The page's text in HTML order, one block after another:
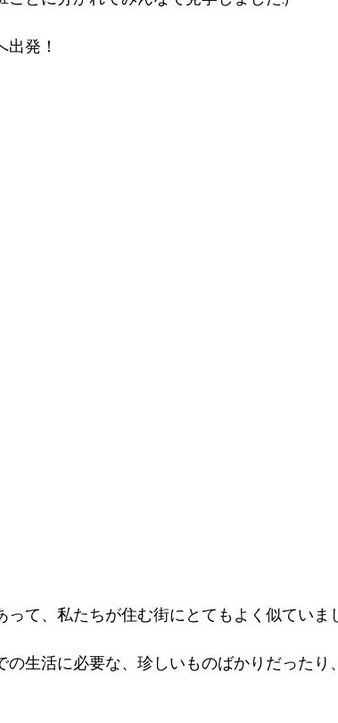
発！
て、私たちが住む街にとてもよく似ていま
生活に必要な、珍しいものばかりだったり、